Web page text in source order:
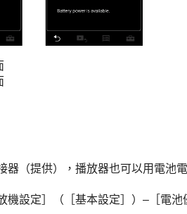
器（提供），播放器也可以用電池
機設定］（［基本設定］）–［電池